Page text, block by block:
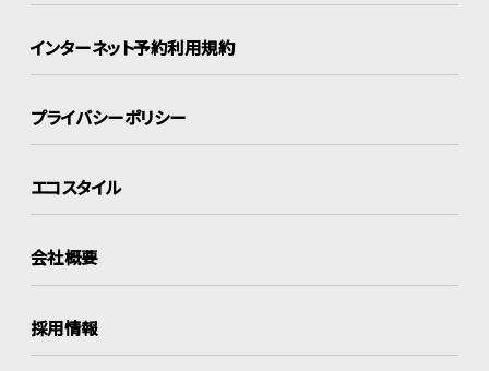
インターネット予約利用規約
プライバシーポリシー
エコスタイル
会社概要
採用情報